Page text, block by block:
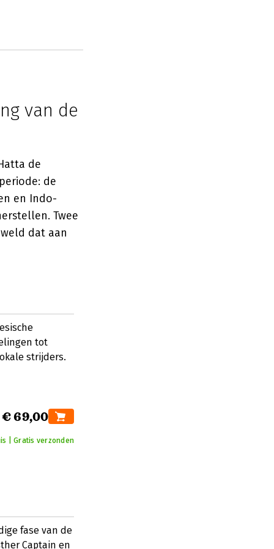
van de
de
de
en Indo-
Twee
dat aan
tot
strijders.
€ 69,00
| Gratis verzonden
fase van de
Captain en